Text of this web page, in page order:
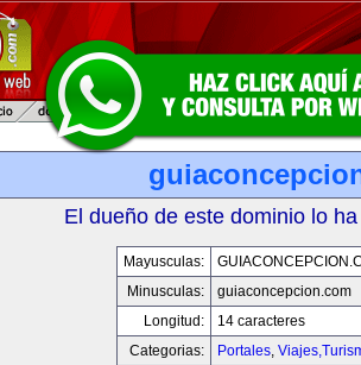
El dueño de este dominio lo
Mayusculas:
Minusculas:
guiaconcepcion.com
Longitud:
14 caracteres
Categorias:
Portales,